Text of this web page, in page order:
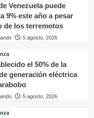
Venezuela puede
9% este año a pesar
de los terremotos
5 agosto, 2026
el 50% de la
generación eléctrica
5 agosto, 2026